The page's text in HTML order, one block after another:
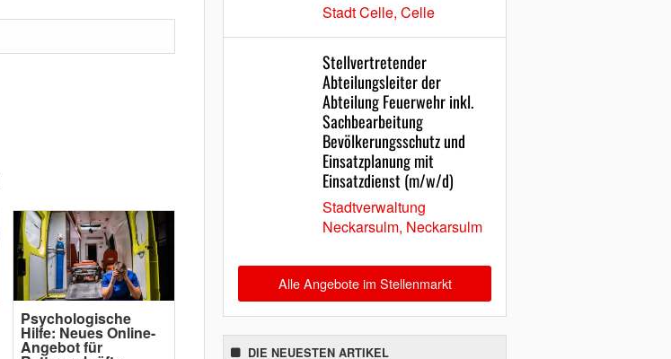
Psychologische
Hilfe: Neues Online-
Angebot für
Stadt Celle, Celle
Stellvertretender
Abteilungsleiter der
Abteilung Feuerwehr inkl.
Sachbearbeitung
Bevölkerungsschutz und
Einsatzplanung mit
Einsatzdienst (m/w/d)
Stadtverwaltung
Neckarsulm, Neckarsulm
Alle Angebote im Stellenmarkt
DIE NEUESTEN ARTIKEL